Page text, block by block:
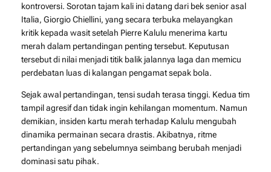
kontroversi. Sorotan tajam kali ini datang dari bek senior asal
Italia, GiorgioChiellini, yang secara terbuka melayangkan
kritik kepada wasit setelah PierreKalulu menerima kartu
merah dalam pertandingan penting tersebut. Keputusan
tersebut di nilai menjadi titik balik jalannya laga dan memicu
perdebatan luas di kalangan pengamat sepak bola.
Sejak awal pertandingan, tensi sudah terasa tinggi. Kedua tim
tampil agresif dan tidak ingin kehilangan momentum. Namun
demikian, insiden kartu merah terhadap Kalulu mengubah
dinamika permainan secara drastis. Akibatnya, ritme
pertandingan yang sebelumnya seimbang berubah menjadi
dominasi satu pihak.